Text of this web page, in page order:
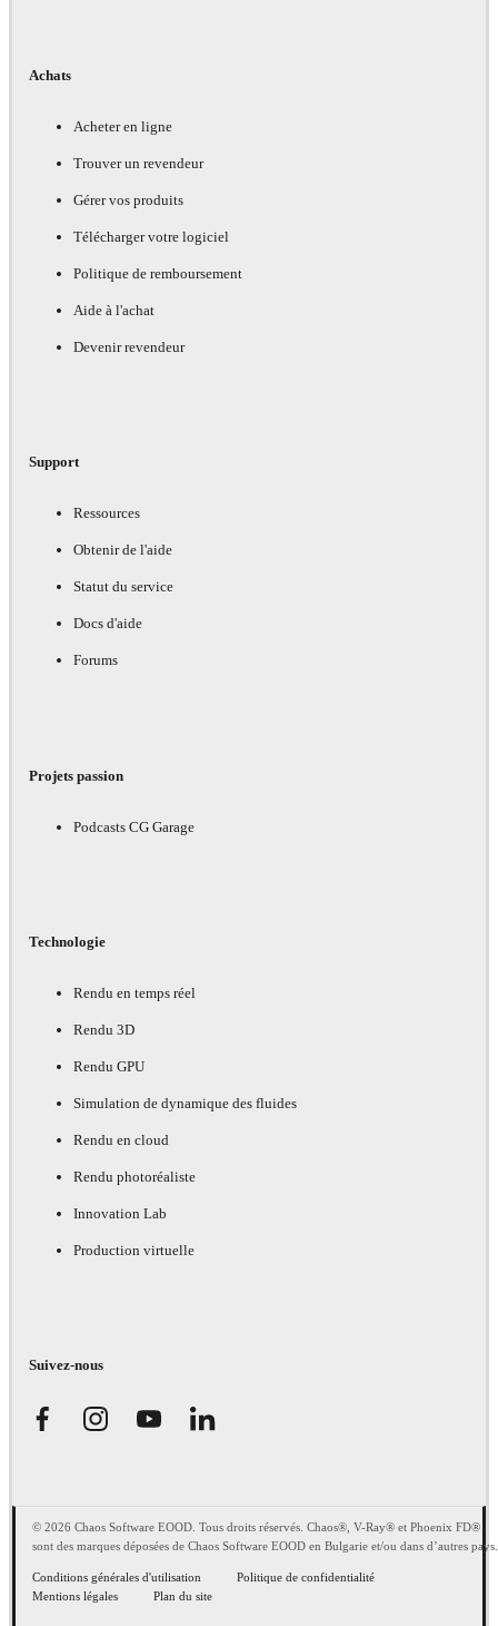
Achats
Acheter en ligne
Trouver un revendeur
Gérer vos produits
Télécharger votre logiciel
Politique de remboursement
Aide à l'achat
Devenir revendeur
Support
Ressources
Obtenir de l'aide
Statut du service
Docs d'aide
Forums
Projets passion
Podcasts CG Garage
Technologie
Rendu en temps réel
Rendu 3D
Rendu GPU
Simulation de dynamique des fluides
Rendu en cloud
Rendu photoréaliste
Innovation Lab
Production virtuelle
Suivez-nous
© 2026 Chaos Software EOOD. Tous droits réservés. Chaos®, V-Ray® et Phoenix FD®
sont des marques déposées de Chaos Software EOOD en Bulgarie et/ou dans d’autres pays.
Conditions générales d'utilisation
Politique de confidentialité
Mentions légales
Plan du site